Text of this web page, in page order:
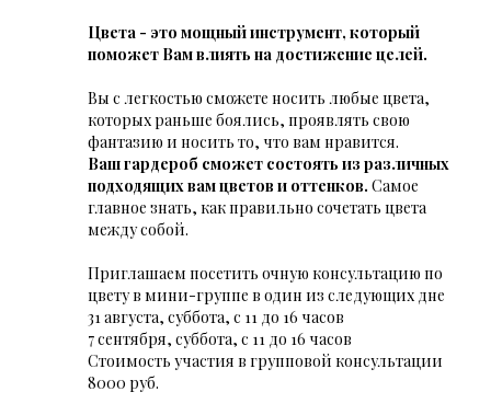
Цвета - это мощный инструмент, который
поможет Вам влиять на достижение целей.
Вы с легкостью сможете носить любые цвета,
которых раньше боялись, проявлять свою
фантазию и носить то, что вам нравится.
Ваш гардероб сможет состоять из различных
подходящих вам цветов и оттенков. Самое
главное знать, как правильно сочетать цвета
между собой.
Приглашаем посетить очную консультацию по
цвету в мини-группе в один из следующих дне
31 августа, суббота, с 11 до 16 часов
7 сентября, суббота, с 11 до 16 часов
Стоимость участия в групповой консультации
8000 руб.